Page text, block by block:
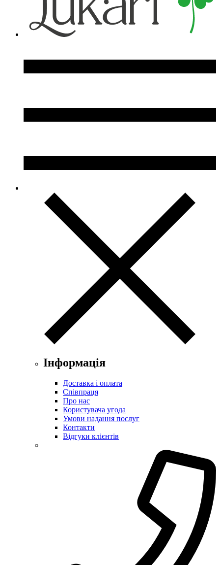
Інформація
Доставка і оплата
Співпраця
Про нас
Користувача угода
Умови надання послуг
Контакти
Відгуки клієнтів